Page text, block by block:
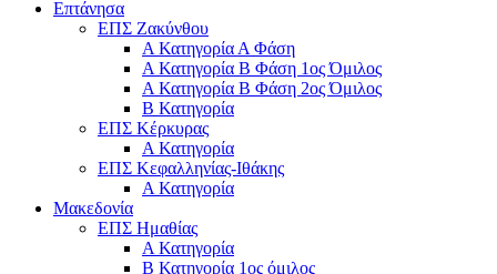
Επτάνησα
ΕΠΣ Ζακύνθου
Α Κατηγορία Α Φάση
Α Κατηγορία Β Φάση 1ος Όμιλος
Α Κατηγορία Β Φάση 2ος Όμιλος
Β Κατηγορία
ΕΠΣ Κέρκυρας
A Κατηγορία
ΕΠΣ Κεφαλληνίας-Ιθάκης
Α Κατηγορία
Μακεδονία
ΕΠΣ Ημαθίας
Α Κατηγορία
Β Κατηγορία 1ος όμιλος